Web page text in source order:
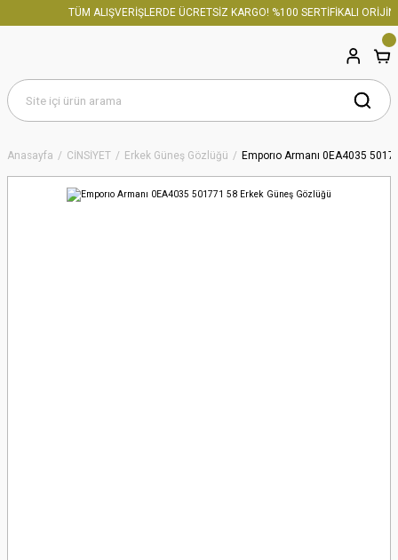
TÜM ALIŞVERİŞLERDE ÜCRETSİZ KARGO! %100 SERTİFİKALI
Anasayfa CİNSİYET Erkek Güneş Gözlüğü Emporıo Armanı 0EA4035